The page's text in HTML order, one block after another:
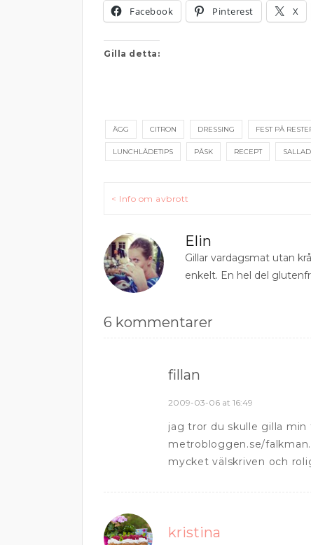
Facebook Pinterest X
Gilla detta:
ÄGG CITRON DRESSING FEST PÅ
LUNCHLÅDETIPS PÅSK RECEPT SALLAD
Inläggsnavigering
< Info om avbrott
Elin
Gillar vardagsmat utan
enkelt. En hel del
6 kommentarer
fillan
2009-03-06 at 16:49
jag tror du skulle gilla min
metrobloggen.se/falkman.
mycket välskriven och
kristina